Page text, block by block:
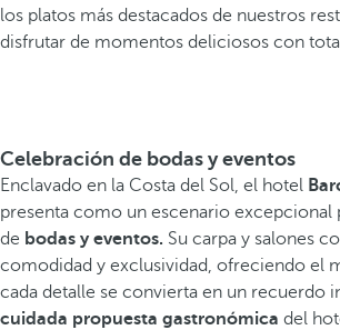
los platos más destacados de nuestros
disfrutar de momentos deliciosos con
Celebración de bodas y eventos
Enclavado en la Costa del Sol, el hotel
presenta como un escenario excepcional
de bodas y eventos. Su carpa y salones
comodidad y exclusividad, ofreciendo el
cada detalle se convierta en un recuerdo
cuidada propuesta gastronómica del